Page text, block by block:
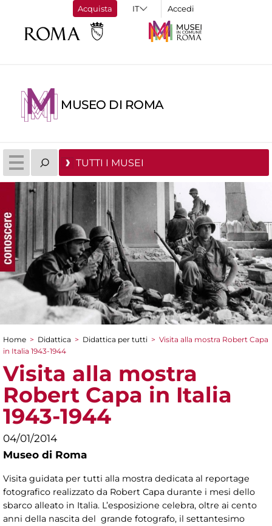
Acquista Accedi
MUSEO DI ROMA
TUTTI I MUSEI
Tu sei qui
Home > Didattica > Didattica per tutti > Visita alla mostra Robert Capa
in Italia 1943-1944
Visita alla mostra
Robert Capa in Italia
1943-1944
04/01/2014
Museo di Roma
Visita guidata per tutti alla mostra dedicata al reportage
fotografico realizzato da Robert Capa durante i mesi dello
sbarco alleato in Italia. L’esposizione celebra, oltre ai cento
anni della nascita del grande fotografo, il settantesimo